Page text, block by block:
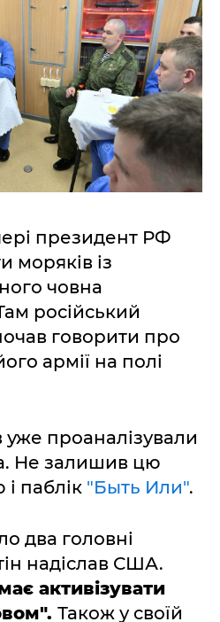
президент РФ
моряків із
човна
російський
говорити про
армії на полі
уже проаналізували
Не залишив цю
паблік "Быть Или".
два головні
надіслав США.
активізувати
Також у своїй